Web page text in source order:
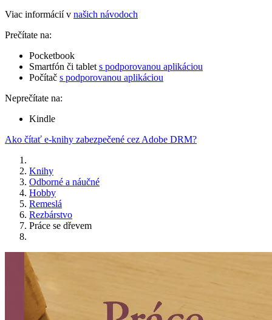
Viac informácií v našich návodoch
Prečítate na:
Pocketbook
Smartfón či tablet s podporovanou aplikáciou
Počítač s podporovanou aplikáciou
Neprečítate na:
Kindle
Ako čítať e-knihy zabezpečené cez Adobe DRM?
Knihy
Odborné a náučné
Hobby
Remeslá
Rezbárstvo
Práce se dřevem